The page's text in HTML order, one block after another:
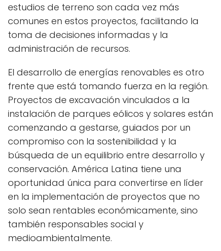
estudios de terreno son cada vez más
comunes en estos proyectos, facilitando la
toma de decisiones informadas y la
administración de recursos.
El desarrollo de energías renovables es otro
frente que está tomando fuerza en la región.
Proyectos de excavación vinculados a la
instalación de parques eólicos y solares están
comenzando a gestarse, guiados por un
compromiso con la sostenibilidad y la
búsqueda de un equilibrio entre desarrollo y
conservación. América Latina tiene una
oportunidad única para convertirse en líder
en la implementación de proyectos que no
solo sean rentables económicamente, sino
también responsables social y
medioambientalmente.